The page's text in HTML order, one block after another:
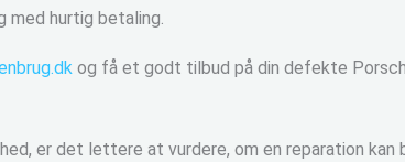
med hurtig betaling.
og få et godt tilbud på din defekte
er det lettere at vurdere, om en reparation